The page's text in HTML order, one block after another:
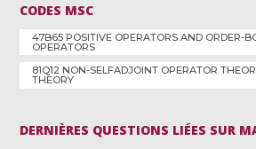
CODES MSC
47B65 POSITIVE OPERATORS AND ORDER-
OPERATORS
81Q12 NON-SELFADJOINT OPERATOR
THEORY
DERNIÈRES QUESTIONS LIÉES SUR